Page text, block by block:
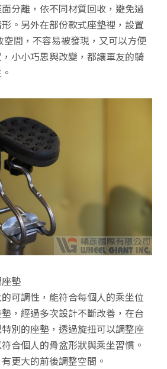
分離，依不同材質回收，避免過
。另外在部份款式座墊裡，設置
空間，不容易被發現，又可以方便
小小巧思與改變，都讓車友的騎
墊
可調性，能符合每個人的乘坐位
，經過多次設計不斷改善，在台
別的座墊，透過旋扭可以調整座
合個人的骨盆形狀與乘坐習慣。
更大的前後調整空間。